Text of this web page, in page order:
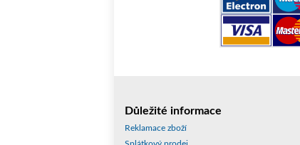
Důležité informace
Reklamace zboží